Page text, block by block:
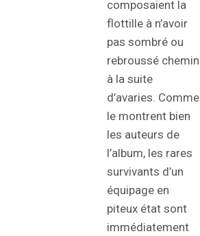
composaient la
flottille à n’avoir
pas sombré ou
rebroussé chemin
à la suite
d’avaries. Comme
le montrent bien
les auteurs de
l’album, les rares
survivants d’un
équipage en
piteux état sont
immédiatement